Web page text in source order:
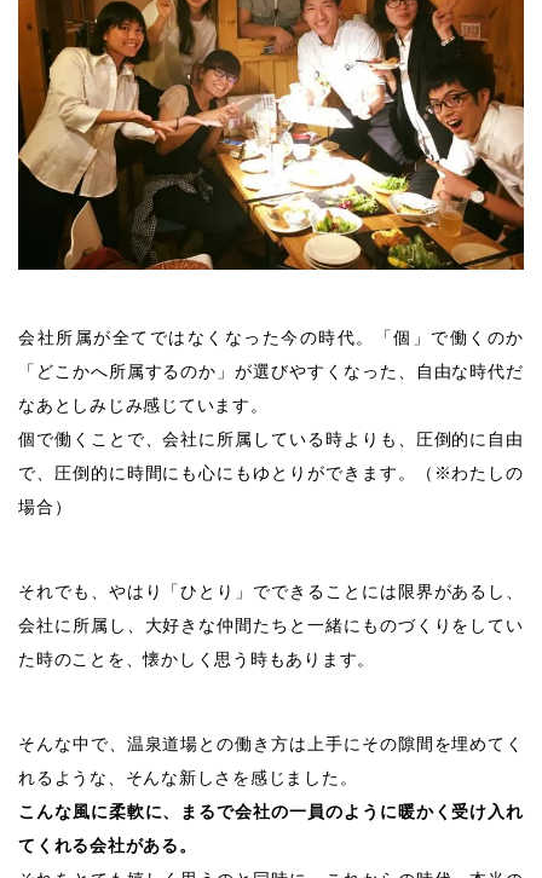
会社所属が全てではなくなった今の時代。「個」で働くのか
「どこかへ所属するのか」が選びやすくなった、自由な時代だ
なあとしみじみ感じています。
個で働くことで、会社に所属している時よりも、圧倒的に自由
で、圧倒的に時間にも心にもゆとりができます。（※わたしの
場合）
それでも、やはり「ひとり」でできることには限界があるし、
会社に所属し、大好きな仲間たちと一緒にものづくりをしてい
た時のことを、懐かしく思う時もあります。
そんな中で、温泉道場との働き方は上手にその隙間を埋めてく
れるような、そんな新しさを感じました。
こんな風に柔軟に、まるで会社の一員のように暖かく受け入れ
てくれる会社がある。